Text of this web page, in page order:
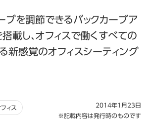
ブを調節できるバックカーブア
載し、オフィスで働くすべての
る新感覚のオフィスシーティング
フィス
2014年1月23日
※記載内容は発行時のものです